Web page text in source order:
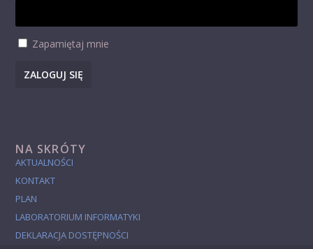
Zapamiętaj mnie
ZALOGUJ SIĘ
NA SKRÓTY
AKTUALNOŚCI
KONTAKT
PLAN
LABORATORIUM INFORMATYKI
DEKLARACJA DOSTĘPNOŚCI